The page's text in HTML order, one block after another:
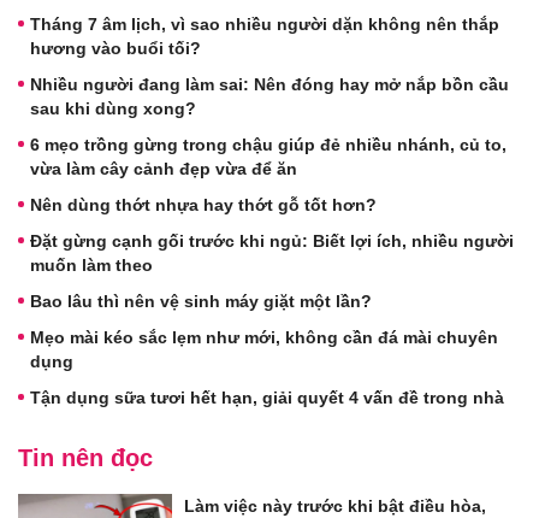
Tháng 7 âm lịch, vì sao nhiều người dặn không nên thắp
hương vào buổi tối?
Nhiều người đang làm sai: Nên đóng hay mở nắp bồn cầu
sau khi dùng xong?
6 mẹo trồng gừng trong chậu giúp đẻ nhiều nhánh, củ to,
vừa làm cây cảnh đẹp vừa để ăn
Nên dùng thớt nhựa hay thớt gỗ tốt hơn?
Đặt gừng cạnh gối trước khi ngủ: Biết lợi ích, nhiều người
muốn làm theo
Bao lâu thì nên vệ sinh máy giặt một lần?
Mẹo mài kéo sắc lẹm như mới, không cần đá mài chuyên
dụng
Tận dụng sữa tươi hết hạn, giải quyết 4 vấn đề trong nhà
Tin nên đọc
Làm việc này trước khi bật điều hòa,